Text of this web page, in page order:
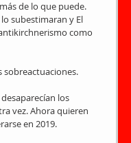
de lo que puede.
subestimaran y El
como
sobreactuaciones.
los
vez. Ahora quieren
en 2019.